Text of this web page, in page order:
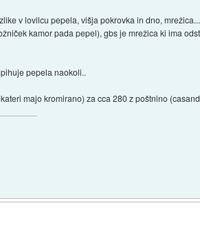
v lovilcu pepela, višja pokrovka in dno,
kamor pada pepel), gbs je mrežica ki ima
pepela naokoli..
majo kromirano) za cca 280 z poštnino